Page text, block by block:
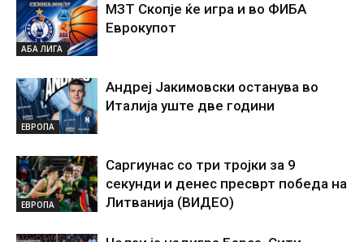
АБА ЛИГА
МЗТ Скопје ќе игра и во ФИБА
Еврокупот
ЕВРОПА
Андреј Јакимовски останува во
Италија уште две години
ЕВРОПА
Саргиунас со три тројки за 9
секунди и денес пресврт победа на
Литванија (ВИДЕО)